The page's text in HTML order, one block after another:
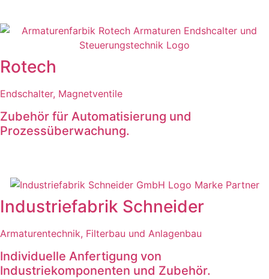
Rotech
Endschalter, Magnetventile
Zubehör für Automatisierung und
Prozessüberwachung.
Industriefabrik Schneider
Armaturentechnik, Filterbau und Anlagenbau
Individuelle Anfertigung von
Industriekomponenten und Zubehör.